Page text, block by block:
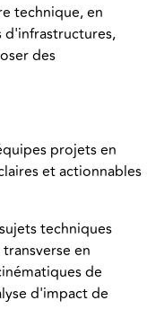
technique, en
d'infrastructures,
des
projets en
et actionnables
techniques
en
de
d'impact de